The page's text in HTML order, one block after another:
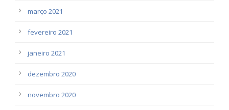
março 2021
fevereiro 2021
janeiro 2021
dezembro 2020
novembro 2020